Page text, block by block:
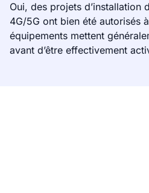
Oui, des projets d’installation
4G/5G ont bien été autorisés
équipements mettent
avant d’être effectivement